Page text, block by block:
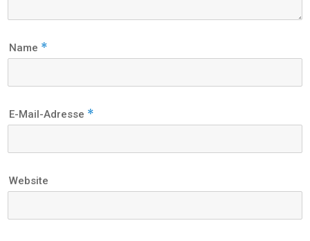
Name *
E-Mail-Adresse *
Website